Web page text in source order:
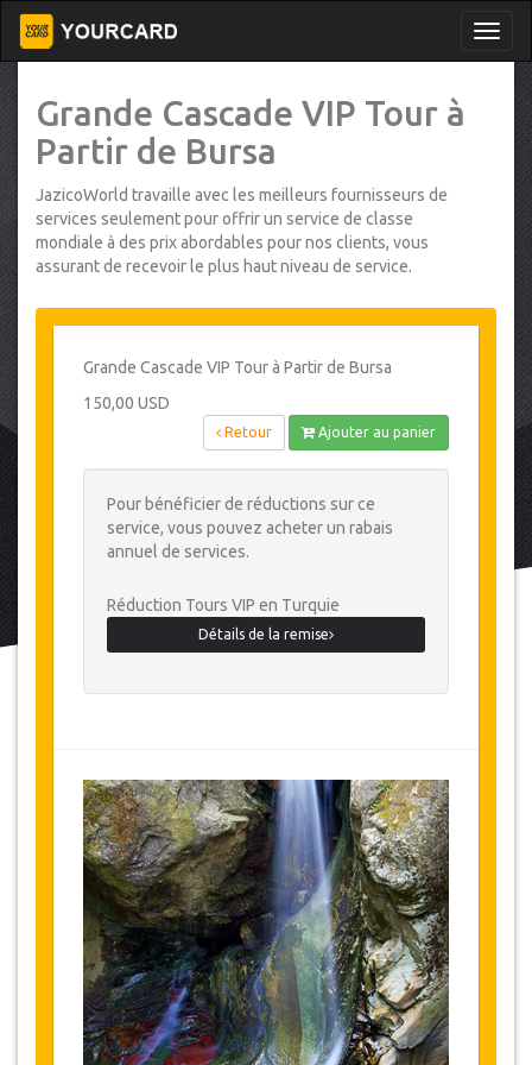
Grande Cascade VIP Tour à
Partir de Bursa
JazicoWorld travaille avec les meilleurs fournisseurs de
services seulement pour offrir un service de classe
mondiale à des prix abordables pour nos clients, vous
assurant de recevoir le plus haut niveau de service.
Grande Cascade VIP Tour à Partir de Bursa
150,00 USD
Retour Ajouter au panier
Pour bénéficier de réductions sur ce
service, vous pouvez acheter un rabais
annuel de services.
Réduction Tours VIP en Turquie
Détails de la remise